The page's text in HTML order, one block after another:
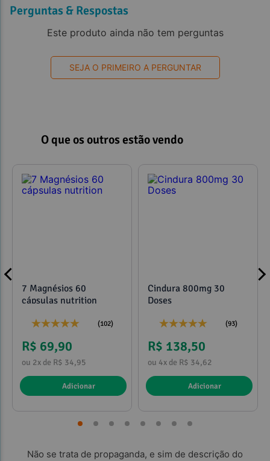
Referências:
Perguntas & Respostas
Este produto ainda não tem perguntas
SEJA O PRIMEIRO A PERGUNTAR
O que os outros estão vendo
7 Magnésios 60
cápsulas nutrition
(102)
R$ 69,90
ou 2x de R$ 34,95
Adicionar
Cindura 800mg 30
Doses
(93)
R$ 138,50
ou 4x de R$ 34,62
Adicionar
Não se trata de propaganda, e sim de descrição do